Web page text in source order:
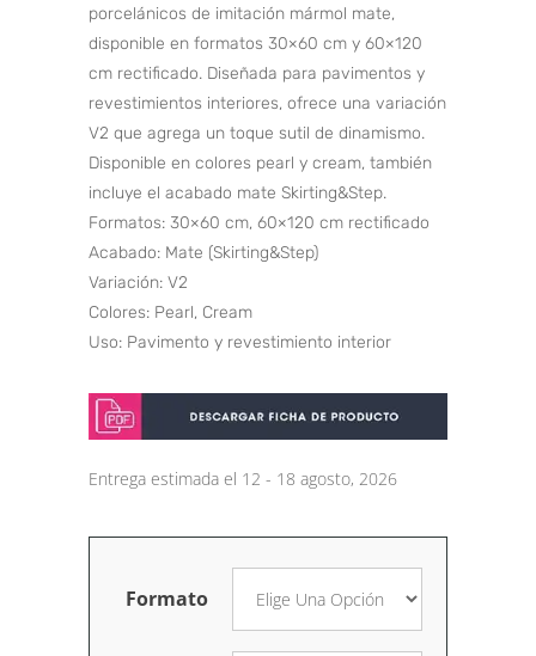
porcelánicos de imitación mármol mate,
disponible en formatos 30×60 cm y 60×120
cm rectificado. Diseñada para pavimentos y
revestimientos interiores, ofrece una variación
V2 que agrega un toque sutil de dinamismo.
Disponible en colores pearl y cream, también
incluye el acabado mate Skirting&Step.
Formatos: 30×60 cm, 60×120 cm rectificado
Acabado: Mate (Skirting&Step)
Variación: V2
Colores: Pearl, Cream
Uso: Pavimento y revestimiento interior
Entrega estimada el 12 - 18 agosto, 2026
Formato